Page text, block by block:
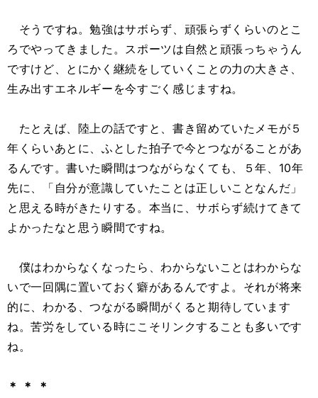
そうですね。勉強はサボらず、頑張らずくらいのとこ
ろでやってきました。スポーツは自然と頑張っちゃうん
ですけど、とにかく継続をしていくことの力の大きさ、
生み出すエネルギーを今すごく感じますね。
たとえば、陸上の話ですと、書き留めていたメモが５
年くらいあとに、ふとした拍子で今とつながることがあ
るんです。書いた瞬間はつながらなくても、５年、10年
先に、「自分が意識していたことは正しいことなんだ」
と思える時がきたりする。本当に、サボらず続けてきて
よかったなと思う瞬間ですね。
僕はわからなくなったら、わからないことはわからな
いで一回隅に置いておく癖があるんですよ。それが将来
的に、わかる、つながる瞬間がくると期待しています
ね。苦労をしている時にこそリンクすることも多いです
ね。
＊ ＊ ＊